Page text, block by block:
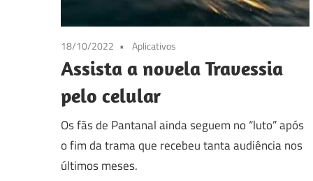
18/10/2022 Aplicativos
Assista a novela Travessia
pelo celular
Os fãs de Pantanal ainda seguem no “luto” após
o fim da trama que recebeu tanta audiência nos
últimos meses.